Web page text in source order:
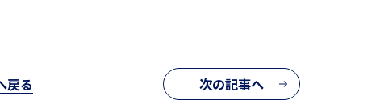
戻る 次の記事へ